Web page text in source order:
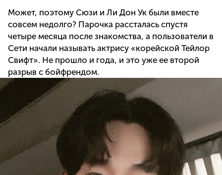
Может, поэтому Сюзи и Ли Дон Ук были вместе
совсем недолго? Парочка рассталась спустя
четыре месяца после знакомства, а пользователи в
Сети начали называть актрису «корейской Тейлор
Свифт». Не прошло и года, и это уже ее второй
разрыв с бойфрендом.